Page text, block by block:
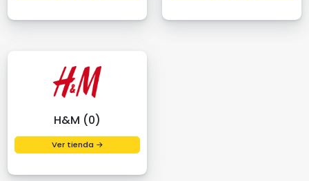
H&M (0)
Ver tienda →